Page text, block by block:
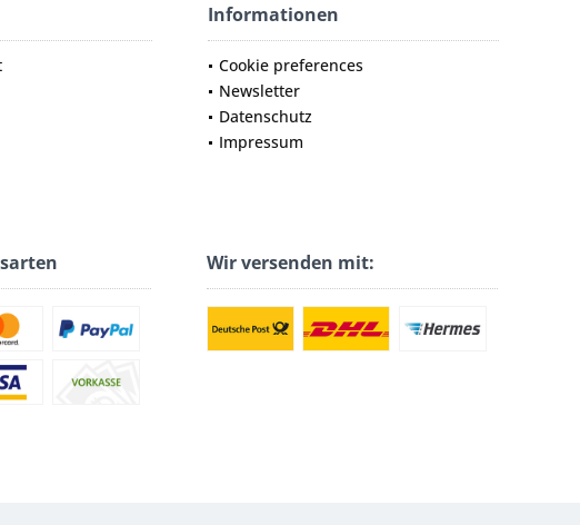
Informationen
Cookie preferences
Newsletter
Datenschutz
Impressum
Wir versenden mit: